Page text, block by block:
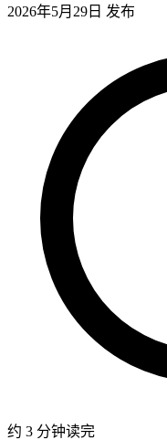
2026年5月29日 发布
约 3 分钟读完